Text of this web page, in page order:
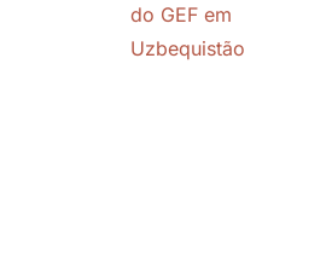
do GEF em
Uzbequistão